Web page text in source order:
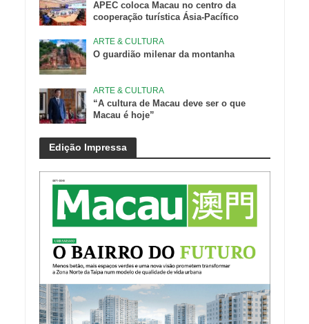
APEC coloca Macau no centro da
cooperação turística Ásia-Pacífico
ARTE & CULTURA
O guardião milenar da montanha
ARTE & CULTURA
“A cultura de Macau deve ser o que
Macau é hoje”
Edição Impressa